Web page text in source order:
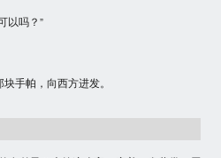
以吗？”
手帕，向西方进发。